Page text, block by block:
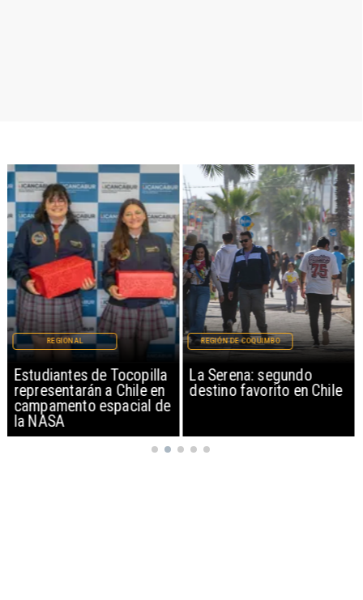
Estudiantes de Tocopilla
representarán a Chile en
campamento espacial de
la NASA
REGIONAL
La Serena: segundo
destino favorito en Chile
REGIÓN DE COQUIMBO